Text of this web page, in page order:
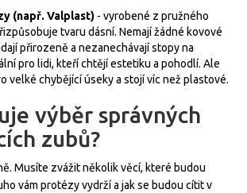
(např. Valplast) - vyrobené z pružného
tvaru dásní. Nemají žádné kovové
přirozeně a nezanechávají stopy na
pro lidi, kteří chtějí estetiku a pohodlí. Ale
velké chybějící úseky a stojí víc než plastové.
výběr správných
zubů?
Musíte zvážit několik věcí, které budou
vám protézy vydrží a jak se budou cítit v